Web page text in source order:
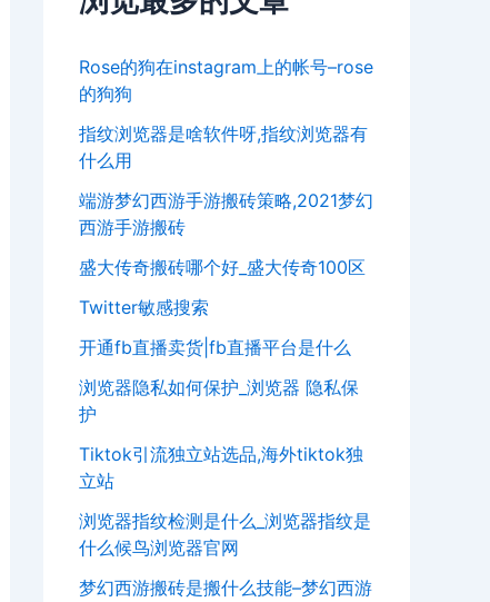
Rose的狗在instagram上的帐号–rose
的狗狗
指纹浏览器是啥软件呀,指纹浏览器有
什么用
端游梦幻西游手游搬砖策略,2021梦幻
西游手游搬砖
盛大传奇搬砖哪个好_盛大传奇100区
Twitter敏感搜索
开通fb直播卖货|fb直播平台是什么
浏览器隐私如何保护_浏览器 隐私保
护
Tiktok引流独立站选品,海外tiktok独
立站
浏览器指纹检测是什么_浏览器指纹是
什么候鸟浏览器官网
梦幻西游搬砖是搬什么技能–梦幻西游